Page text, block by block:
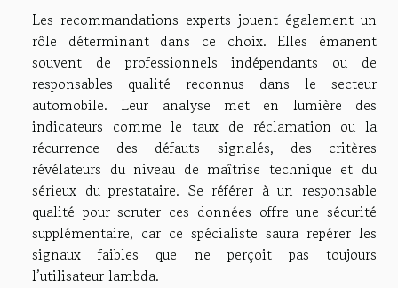
Les recommandations experts jouent également un
rôle déterminant dans ce choix. Elles émanent
souvent de professionnels indépendants ou de
responsables qualité reconnus dans le secteur
automobile. Leur analyse met en lumière des
indicateurs comme le taux de réclamation ou la
récurrence des défauts signalés, des critères
révélateurs du niveau de maîtrise technique et du
sérieux du prestataire. Se référer à un responsable
qualité pour scruter ces données offre une sécurité
supplémentaire, car ce spécialiste saura repérer les
signaux faibles que ne perçoit pas toujours
l’utilisateur lambda.